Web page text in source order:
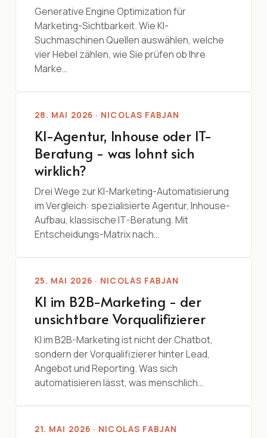
Generative Engine Optimization für
Marketing-Sichtbarkeit. Wie KI-
Suchmaschinen Quellen auswählen, welche
vier Hebel zählen, wie Sie prüfen ob Ihre
Marke…
28. MAI 2026 · NICOLAS FABJAN
KI-Agentur, Inhouse oder IT-
Beratung - was lohnt sich
wirklich?
Drei Wege zur KI-Marketing-Automatisierung
im Vergleich: spezialisierte Agentur, Inhouse-
Aufbau, klassische IT-Beratung. Mit
Entscheidungs-Matrix nach…
25. MAI 2026 · NICOLAS FABJAN
KI im B2B-Marketing - der
unsichtbare Vorqualifizierer
KI im B2B-Marketing ist nicht der Chatbot,
sondern der Vorqualifizierer hinter Lead,
Angebot und Reporting. Was sich
automatisieren lässt, was menschlich…
21. MAI 2026 · NICOLAS FABJAN